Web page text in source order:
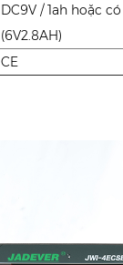
DC9V / 1ah hoặc
(6V2.8AH)
CE